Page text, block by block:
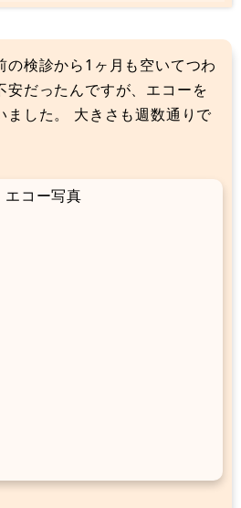
の検診から1ヶ月も空いてつわ
安だったんですが、エコーを
ました。 大きさも週数通りで